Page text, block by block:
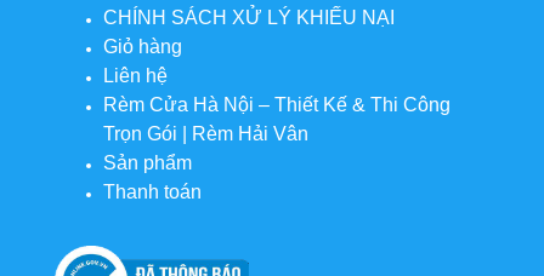
CHÍNH SÁCH XỬ LÝ KHIẾU NẠI
Giỏ hàng
Liên hệ
Rèm Cửa Hà Nội – Thiết Kế & Thi Công
Trọn Gói | Rèm Hải Vân
Sản phẩm
Thanh toán